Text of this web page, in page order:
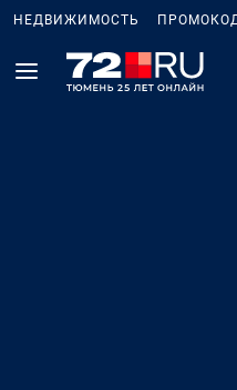
НЕДВИЖИМОСТЬ